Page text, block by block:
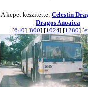
A kepet keszitette: Celestin
Dragos Anoaica
[640] [800] [1024] [1280] [